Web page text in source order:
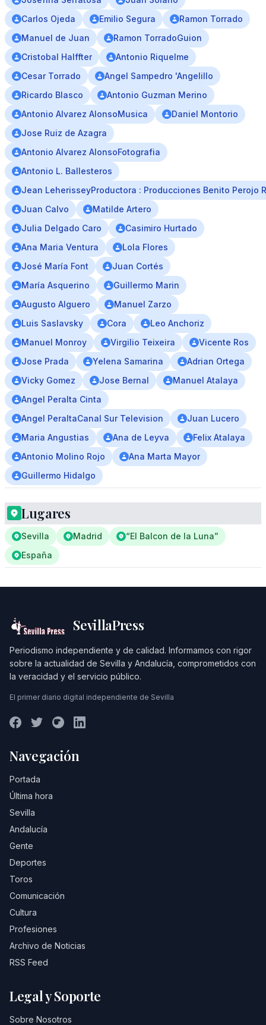
Carlos Ojeda
Emilio Segura
Ramon Torrado
Manuel de Juan
Ramon TorradoGuion
Cristobal Halffter
Antonio Riquelme
Cesar Torrado
Angel Sampedro 'Angelillo
Ricardo Blasco
Antonio Guzman Merino
Antonio Alvarez AlonsoMusica
Daniel Montorio
Jose Ruiz de Azagra
Antonio Alvarez AlonsoFotografia
Antonio L. Ballesteros
Jean LeherisseyProductora : Producciones Benito Perojo
Juan Calvo
Matilde Artero
Julia Delgado Caro
Casimiro Hurtado
Ana Maria Ventura
Lola Flores
José María Font
Juan Cortés
María Asquerino
Guillermo Marin
Augusto Alguero
Manuel Zarzo
Luis Saslavsky
Cora
Leo Anchoriz
Manuel Monroy
Virgilio Teixeira
Vicente Ros
Jose Prada
Yelena Samarina
Adrian Ortega
Vicky Gomez
Jose Bernal
Manuel Atalaya
Angel Peralta Cinta
Angel PeraltaCanal Sur Television
Juan Lucero
Maria Angustias
Ana de Leyva
Felix Atalaya
Antonio Molino Rojo
Ana Marta Mayor
Guillermo Hidalgo
Lugares
Sevilla Madrid
“El Balcon de la Luna”
España
SevillaPress
Periodismo independiente y de calidad. Informamos con rigor
sobre la actualidad de Sevilla y Andalucía, comprometidos con
la veracidad y el servicio público.
El primer diario digital independiente de Sevilla
Navegación
Portada
Última hora
Sevilla
Andalucía
Gente
Deportes
Toros
Comunicación
Cultura
Profesiones
Archivo de Noticias
RSS Feed
Legal y Soporte
Sobre Nosotros